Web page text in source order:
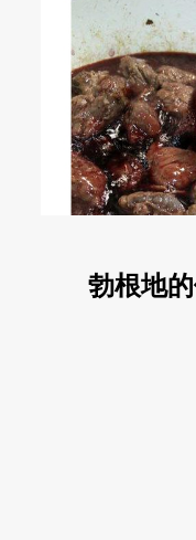
勃根地